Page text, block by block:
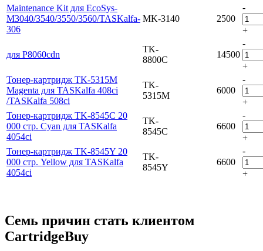
Maintenance Kit для EcoSys-
M3040/3540/3550/3560/TASKalfa-
306
MK-3140 2500
-
+
для P8060cdn
TK-
8800C
14500
-
+
Тонер-картридж TK-5315M
Magenta для TASKalfa 408ci
/TASKalfa 508ci
TK-
5315M
6000
-
+
Тонер-картридж TK-8545C 20
000 стр. Cyan для TASKalfa
4054ci
TK-
8545C
6600
-
+
Тонер-картридж TK-8545Y 20
000 стр. Yellow для TASKalfa
4054ci
TK-
8545Y
6600
-
+
Семь причин стать клиентом
CartridgeBuy